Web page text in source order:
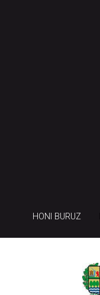
HONI BURUZ